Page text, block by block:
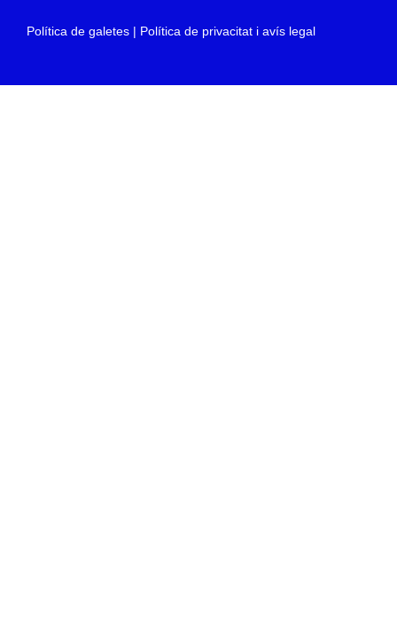
Política de galetes | Política de privacitat i avís legal